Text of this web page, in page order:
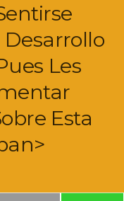
Desarrollo
Les
Esta